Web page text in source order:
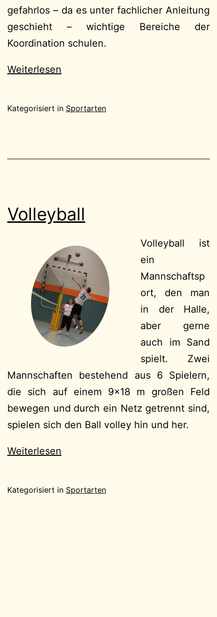
gefahrlos – da es unter fachlicher Anleitung
geschieht – wichtige Bereiche der
Koordination schulen.
Weiterlesen
Kategorisiert in Sportarten
Volleyball
Volleyball ist
ein
Mannschaftsp
ort, den man
in der Halle,
aber gerne
auch im Sand
spielt. Zwei
Mannschaften bestehend aus 6 Spielern,
die sich auf einem 9×18 m großen Feld
bewegen und durch ein Netz getrennt sind,
spielen sich den Ball volley hin und her.
Weiterlesen
Kategorisiert in Sportarten